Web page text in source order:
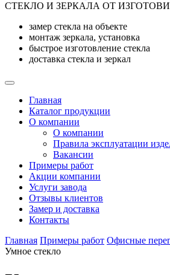
СТЕКЛО И ЗЕРКАЛА ОТ
замер стекла на объекте
монтаж зеркала, установка
быстрое изготовление стекла
доставка стекла и зеркал
Главная
Каталог продукции
О компании
О компании
Правила эксплуатации
Вакансии
Примеры работ
Акции компании
Услуги завода
Отзывы клиентов
Замер и доставка
Контакты
Главная Примеры работ Офисные
Умное стекло